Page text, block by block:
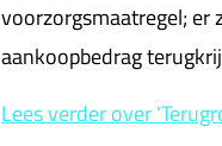
voorzorgsmaatregel; er
aankoopbedrag
Lees verderover